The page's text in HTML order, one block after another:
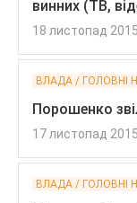
винних (ТВ,
18 листопад 2015
ВЛАДА / ГОЛОВНІ
Порошенко
17 листопад 2015
ВЛАДА / ГОЛОВНІ